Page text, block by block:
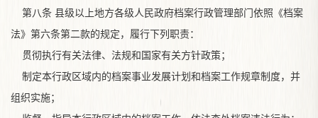
第八条 县级以上地方各级人民政府档案行政管理部门依照《档案
法》第六条第二款的规定，履行下列职责：
贯彻执行有关法律、法规和国家有关方针政策；
制定本行政区域内的档案事业发展计划和档案工作规章制度，并
组织实施；